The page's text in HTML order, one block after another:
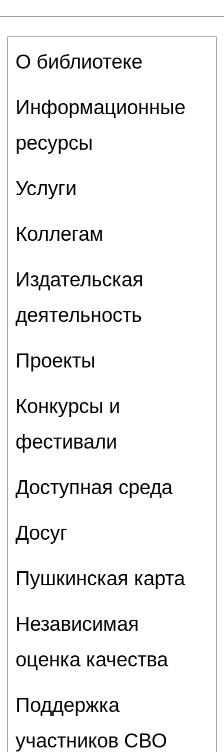
О библиотеке
Информационные
ресурсы
Услуги
Коллегам
Издательская
деятельность
Проекты
Конкурсы и
фестивали
Доступная среда
Досуг
Пушкинская карта
Независимая
оценка качества
Поддержка
участников СВО